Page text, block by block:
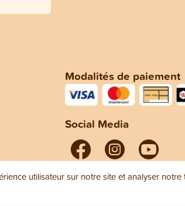
Modalités de paiement
Social Media
utilisateur sur notre site et analyser